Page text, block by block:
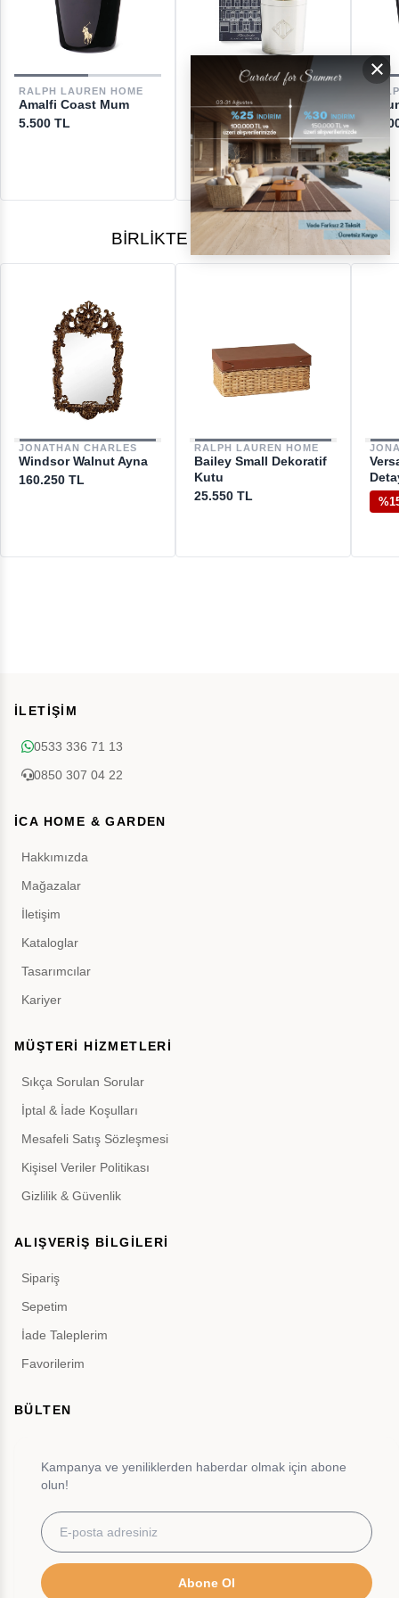
GERİ ÖDEMELER
DESTEK
[email protected]
RALPH LAUREN HOME
Amalfi Coast Mum
5.500 TL
RALPH LAUREN HOME
Rhinelander Mum
6.600 TL
BIRLIKTE ALINANLAR
JONATHAN CHARLES
Windsor Walnut Ayna
160.250 TL
RALPH LAUREN HOME
Bailey Small Dekoratif
Kutu
25.550 TL
×
İLETİŞİM
0533 336 71 13
0850 307 04 22
İCA HOME & GARDEN
Hakkımızda
Mağazalar
İletişim
Kataloglar
Tasarımcılar
Kariyer
MÜŞTERİ HİZMETLERİ
Sıkça Sorulan Sorular
İptal & İade Koşulları
Mesafeli Satış Sözleşmesi
Kişisel Veriler Politikası
Gizlilik & Güvenlik
ALIŞVERİŞ BİLGİLERİ
Sipariş
Sepetim
İade Taleplerim
Favorilerim
BÜLTEN
Kampanya ve yeniliklerden haberdar olmak için abone
olun!
Abone Ol